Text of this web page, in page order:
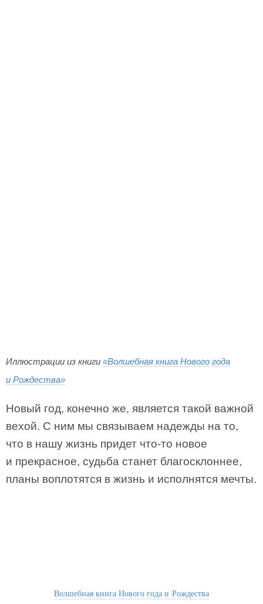
Иллюстрации из книги «Волшебная книга Нового года
и Рождества»
Новый год, конечно же, является такой важной
вехой. С ним мы связываем надежды на то,
что в нашу жизнь придет что-то новое
и прекрасное, судьба станет благосклоннее,
планы воплотятся в жизнь и исполнятся мечты.
Волшебная книга Нового года и Рождества